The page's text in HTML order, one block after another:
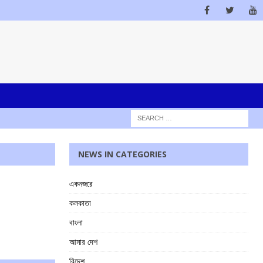
NEWS IN CATEGORIES
একনজরে
কলকাতা
বাংলা
আমার দেশ